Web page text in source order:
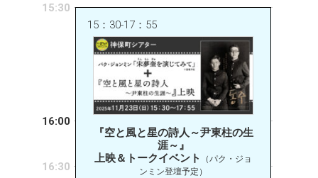
15:30
15：30-17：55
『空と風と星の詩人～尹東柱の生
涯～』
上映＆トークイベント
（パク・ジョ
ンミン登壇予定）
16:00
16:30